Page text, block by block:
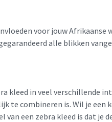
voor jouw
alle blikken
kleed in veel verschillende
te combineren is. Wil je een
van een zebra kleed is dat je